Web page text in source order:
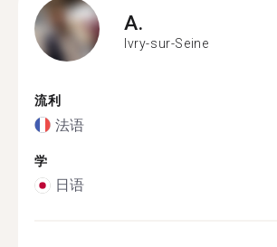
A.
Ivry-sur-Seine
流利
法语
学
日语